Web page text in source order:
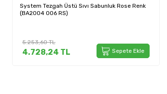
System Tezgah Üstü Katı Sabunluk Krom
(BA2013 008 CR)
2.262,00TL
2.035,80TL Sepete Ekle